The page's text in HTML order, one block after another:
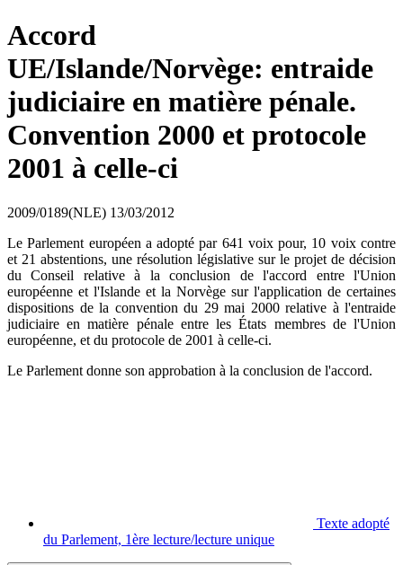
Accord
UE/Islande/Norvège: entraide
judiciaire en matière pénale.
Convention 2000 et protocole
2001 à celle-ci
2009/0189(NLE) 13/03/2012
Le Parlement européen a adopté par 641 voix pour, 10 voix contre
et 21 abstentions, une résolution législative sur le projet de décision
du Conseil relative à la conclusion de l'accord entre l'Union
européenne et l'Islande et la Norvège sur l'application de certaines
dispositions de la convention du 29 mai 2000 relative à l'entraide
judiciaire en matière pénale entre les États membres de l'Union
européenne, et du protocole de 2001 à celle-ci.
Le Parlement donne son approbation à la conclusion de l'accord.
Texte adopté
du Parlement, 1ère lecture/lecture unique